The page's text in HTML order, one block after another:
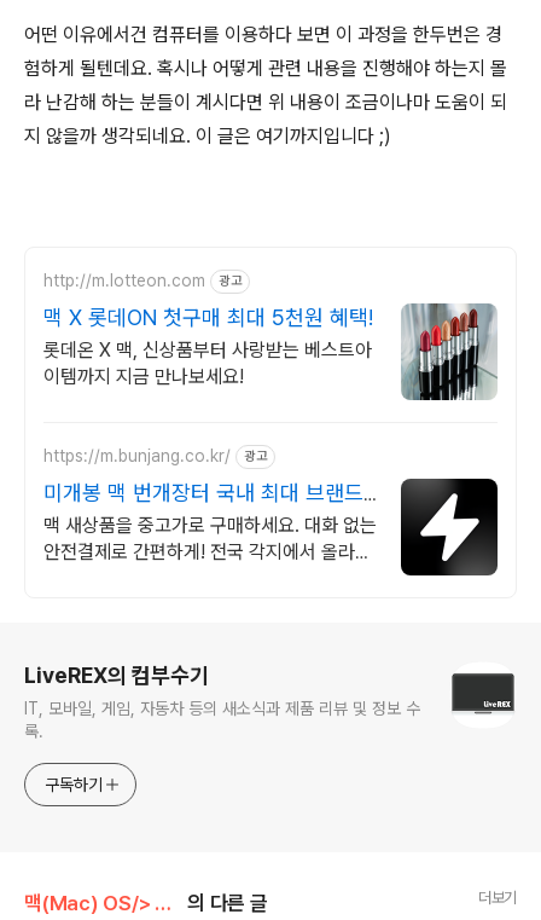
어떤 이유에서건 컴퓨터를 이용하다 보면 이 과정을 한두번은 경
험하게 될텐데요. 혹시나 어떻게 관련 내용을 진행해야 하는지 몰
라 난감해 하는 분들이 계시다면 위 내용이 조금이나마 도움이 되
지 않을까 생각되네요. 이 글은 여기까지입니다 ;)
http://m.lotteon.com 광고
맥 X 롯데ON 첫구매 최대 5천원 혜택!
롯데온 X 맥, 신상품부터 사랑받는 베스트아
이템까지 지금 만나보세요!
https://m.bunjang.co.kr/ 광고
미개봉 맥 번개장터 국내 최대 브랜드
중고거래
맥 새상품을 중고가로 구매하세요. 대화 없는
안전결제로 간편하게! 전국 각지에서 올라오
LiveREX의 컴부수기
IT, 모바일, 게임, 자동차 등의 새소식과 제품 리뷰 및 정보 수
록.
구독하기
맥(Mac) OS/> Mac 활용팁 의 다른 글 더보기